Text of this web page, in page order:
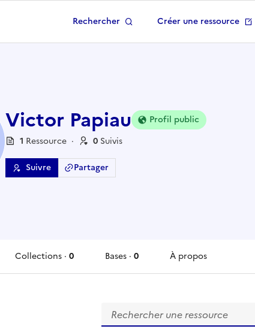
Rechercher Créer une ressource
Victor Papiau
Profil public
1 Ressource · 0 Suivis
Suivre Partager
Collections · 0
Bases · 0
À propos
Rechercher une ressource